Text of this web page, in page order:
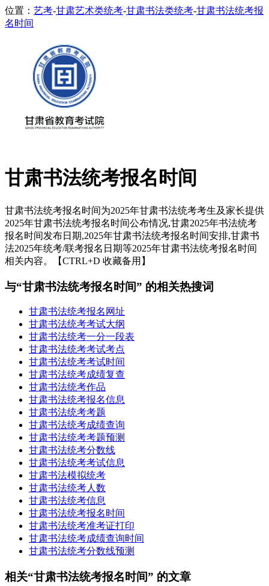
位置： 艺考-甘肃艺术类统考-甘肃书法类统考-甘肃书法统考报
名时间
甘肃书法统考报名时间
甘肃书法统考报名时间为2025年甘肃书法统考考生及家长提供
2025年甘肃书法统考报名时间公布情况,甘肃2025年书法统考
报名时间发布日期,2025年甘肃书法统考报名时间安排,甘肃书
法2025年统考/联考报名日期等2025年甘肃书法统考报名时间
相关内容。【CTRL+D 收藏备用】
与“甘肃书法统考报名时间” 的相关热搜词
甘肃书法统考报名网址
甘肃书法统考考试大纲
甘肃书法统考一分一段表
甘肃书法统考考试考点
甘肃书法统考考试时间
甘肃书法统考成绩复查
甘肃书法统考作品
甘肃书法统考报名信息
甘肃书法统考考题
甘肃书法统考成绩查询
甘肃书法统考考题预测
甘肃书法统考分数线
甘肃书法统考考试信息
甘肃书法模拟统考
甘肃书法统考人数
甘肃书法统考信息
甘肃书法统考报名时间
甘肃书法统考准考证打印
甘肃书法统考成绩查询时间
甘肃书法统考分数线预测
相关“甘肃书法统考报名时间” 的文章